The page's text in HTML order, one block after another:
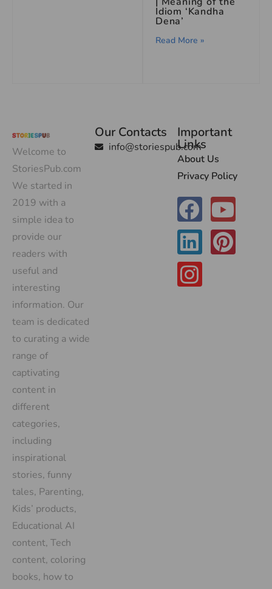
Idiom ‘Kandha
Dena’
Read More »
Welcome to
StoriesPub.com
We started in
2019 with a
simple idea to
provide our
readers with
useful and
interesting
information. Our
team is dedicated
to curating a wide
range of
captivating
content in
different
categories,
including
inspirational
stories, funny
tales, Parenting,
Kids’ products,
Educational AI
content, Tech
content, coloring
books, how to
Our Contacts
info@storiespub.com
Important
Links
About Us
Privacy Policy